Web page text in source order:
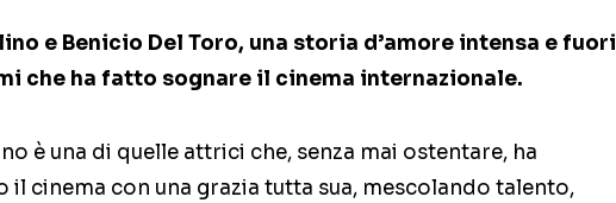
e Benicio Del Toro, una storia d’amore intensa e fuori
che ha fatto sognare il cinema internazionale.
è una di quelle attrici che, senza mai ostentare, ha
il cinema con una grazia tutta sua, mescolando talento,